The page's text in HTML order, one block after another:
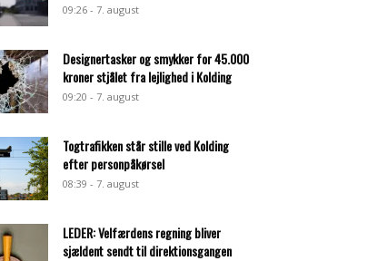
09:26 - 7. august
Designertasker og smykker for 45.000
kroner stjålet fra lejlighed i Kolding
09:20 - 7. august
Togtrafikken står stille ved Kolding
efter personpåkørsel
08:39 - 7. august
LEDER: Velfærdens regning bliver
sjældent sendt til direktionsgangen